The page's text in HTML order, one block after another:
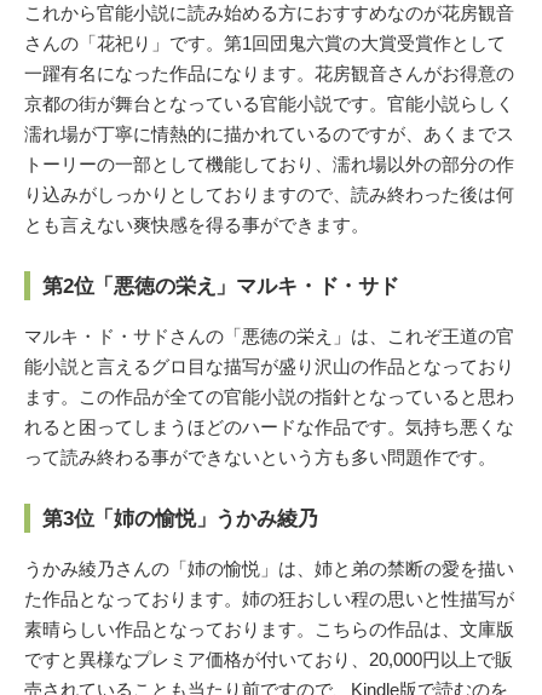
これから官能小説に読み始める方におすすめなのが花房観音
さんの「花祀り」です。第1回団鬼六賞の大賞受賞作として
一躍有名になった作品になります。花房観音さんがお得意の
京都の街が舞台となっている官能小説です。官能小説らしく
濡れ場が丁寧に情熱的に描かれているのですが、あくまでス
トーリーの一部として機能しており、濡れ場以外の部分の作
り込みがしっかりとしておりますので、読み終わった後は何
とも言えない爽快感を得る事ができます。
第2位「悪徳の栄え」マルキ・ド・サド
マルキ・ド・サドさんの「悪徳の栄え」は、これぞ王道の官
能小説と言えるグロ目な描写が盛り沢山の作品となっており
ます。この作品が全ての官能小説の指針となっていると思わ
れると困ってしまうほどのハードな作品です。気持ち悪くな
って読み終わる事ができないという方も多い問題作です。
第3位「姉の愉悦」うかみ綾乃
うかみ綾乃さんの「姉の愉悦」は、姉と弟の禁断の愛を描い
た作品となっております。姉の狂おしい程の思いと性描写が
素晴らしい作品となっております。こちらの作品は、文庫版
ですと異様なプレミア価格が付いており、20,000円以上で販
売されていることも当たり前ですので、Kindle版で読むのを